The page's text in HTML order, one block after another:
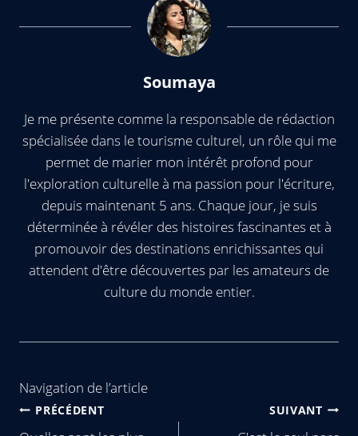
Soumaya
Je me présente comme la responsable de rédaction
spécialisée dans le tourisme culturel, un rôle qui me
permet de marier mon intérêt profond pour
l'exploration culturelle à ma passion pour l'écriture,
depuis maintenant 5 ans. Chaque jour, je suis
déterminée à révéler des histoires fascinantes et à
promouvoir des destinations enrichissantes qui
attendent d'être découvertes par les amateurs de
culture du monde entier.
Navigation de l’article
PRÉCÉDENT SUIVANT